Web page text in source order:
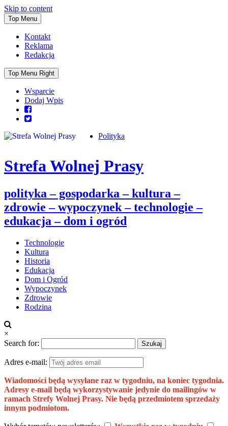
Skip to content
Top Menu
Kontakt
Reklama
Redakcja
Top Menu Right
Wsparcie
Dodaj Wpis
Strefa Wolnej Prasy
polityka – gospodarka – kultura –
zdrowie – wypoczynek – technologie –
edukacja – dom i ogród
Polityka
Technologie
Kultura
Historia
Edukacja
Dom i Ogród
Wypoczynek
Zdrowie
Rodzina
×
Search for:
Adres e-mail:
Wiadomości będą wysyłane raz w tygodniu, na koniec tygodnia.
Adresy e-mail będą wykorzystywanie jedynie do mailingów w
ramach Strefy Wolnej Prasy. Nie będą przedmiotem sprzedaży
innym podmiotom.